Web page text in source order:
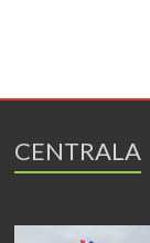
CENTRALA